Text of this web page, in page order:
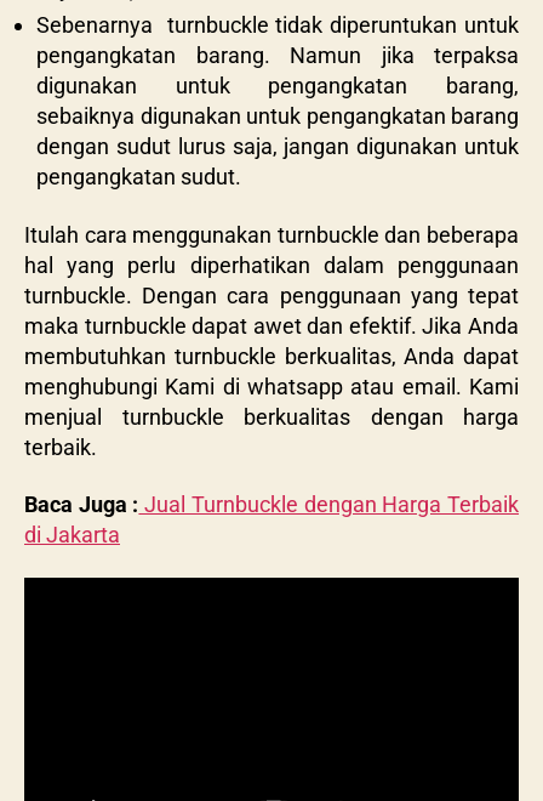
Sebenarnya turnbuckle tidak diperuntukan untuk
pengangkatan barang. Namun jika terpaksa
digunakan untuk pengangkatan barang,
sebaiknya digunakan untuk pengangkatan barang
dengan sudut lurus saja, jangan digunakan untuk
pengangkatan sudut.
Itulah cara menggunakan turnbuckle dan beberapa
hal yang perlu diperhatikan dalam penggunaan
turnbuckle. Dengan cara penggunaan yang tepat
maka turnbuckle dapat awet dan efektif. Jika Anda
membutuhkan turnbuckle berkualitas, Anda dapat
menghubungi Kami di whatsapp atau email. Kami
menjual turnbuckle berkualitas dengan harga
terbaik.
Baca Juga : Jual Turnbuckle dengan Harga Terbaik
di Jakarta